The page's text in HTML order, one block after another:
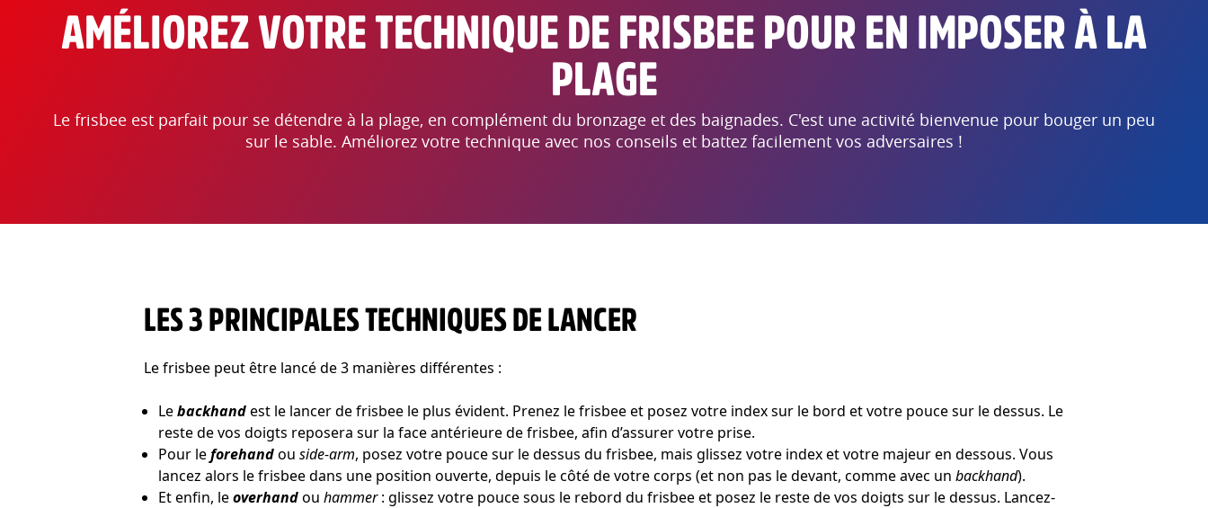
AMÉLIOREZ VOTRE TECHNIQUE DE FRISBEE POUR EN IMPOSER À LA
PLAGE
Le frisbee est parfait pour se détendre à la plage, en complément du bronzage et des baignades. C'est une activité bienvenue pour bouger un peu
sur le sable. Améliorez votre technique avec nos conseils et battez facilement vos adversaires !
LES 3 PRINCIPALES TECHNIQUES DE LANCER
Le frisbee peut être lancé de 3 manières différentes :
Lebackhandest le lancer de frisbee le plus évident. Prenez le frisbee et posez votre index sur le bord et votre pouce sur le dessus. Le
reste de vos doigts reposera sur la face antérieure de frisbee, afin d’assurer votre prise.
Pour leforehandou side-arm, posez votre pouce sur le dessus du frisbee, mais glissez votre index et votre majeur en dessous. Vous
lancez alors le frisbee dans une position ouverte, depuis le côté de votre corps (et non pas le devant, comme avec un backhand).
Et enfin, leoverhandou hammer: glissez votre pouce sous le rebord du frisbee et posez le reste de vos doigts sur le dessus. Lancez-